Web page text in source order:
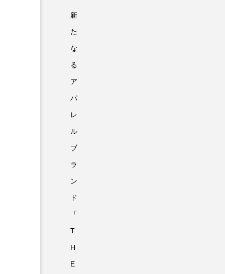
新
た
な
る
ア
パ
レ
ル
ブ
ラ
ン
ド
「
T
H
E